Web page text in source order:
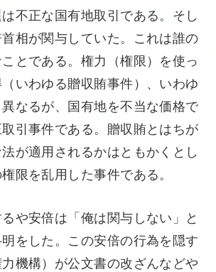
不正な国有地取引である。そし
相が関与していた。これは誰の
とである。権力（権限）を使っ
いわゆる贈収賄事件）、いわゆ
なるが、国有地を不当な価格で
引事件である。贈収賄とはちが
が適用されるかはともかくとし
限を乱用した事件である。
や安倍は「俺は関与しない」と
をした。この安倍の行為を隠す
機構）が公文書の改ざんなどや